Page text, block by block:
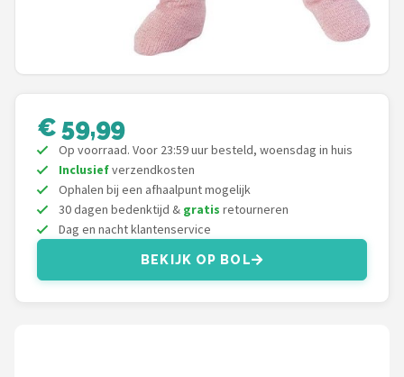
L.O.L. Surprise!
€ 59,99
Op voorraad. Voor 23:59 uur besteld, woensdag in huis
Inclusiefverzendkosten
Ophalen bij een afhaalpunt mogelijk
30 dagen bedenktijd & gratis retourneren
Dag en nacht klantenservice
BEKIJK OP BOL